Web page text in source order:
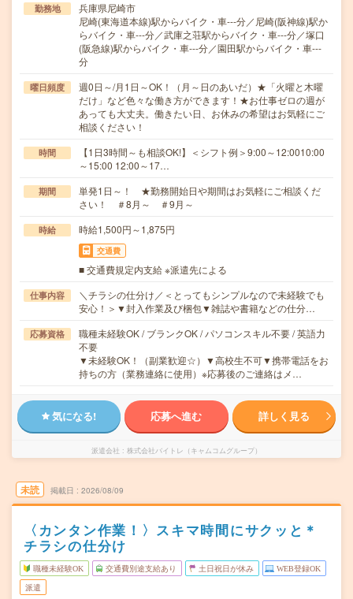
勤務地
兵庫県尼崎市
尼崎(東海道本線)駅からバイク・車---分／尼崎(阪神線)駅か
らバイク・車---分／武庫之荘駅からバイク・車---分／塚口
(阪急線)駅からバイク・車---分／園田駅からバイク・車---
分
曜日頻度
週0日～/月1日～OK！（月～日のあいだ）★「火曜と木曜
だけ」など色々な働き方ができます！★お仕事ゼロの週が
あっても大丈夫。働きたい日、お休みの希望はお気軽にご
相談ください！
時間
【1日3時間～も相談OK!】＜シフト例＞9:00～12:0010:00
～15:00 12:00～17…
期間
単発1日～！ ★勤務開始日や期間はお気軽にご相談くだ
さい！ ＃8月～ ＃9月～
時給 時給1,500円～1,875円
交通費
■ 交通費規定内支給 ※派遣先による
仕事内容
＼チラシの仕分け／＜とってもシンプルなので未経験でも
安心！＞▼封入作業及び梱包▼雑誌や書籍などの仕分…
応募資格
職種未経験OK / ブランクOK / パソコンスキル不要 / 英語力
不要
▼未経験OK！（副業歓迎☆）▼高校生不可▼携帯電話をお
持ちの方（業務連絡に使用）※応募後のご連絡はメ…
気になる! 応募へ進む 詳しく見る
派遣会社 株式会社バイトレ（キャムコムグループ）
未読 掲載日 2026/08/09
〈カンタン作業！〉スキマ時間にサクッと＊
チラシの仕分け
職種未経験OK 交通費別途支給あり 土日祝日が休み WEB登録OK
派遣